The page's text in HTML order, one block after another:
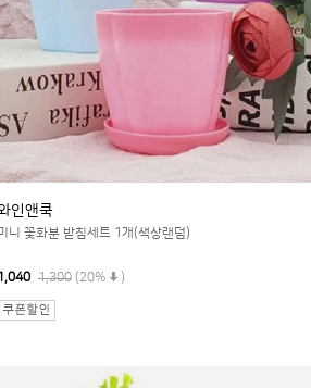
인앤쿡
니 꽃화분 받침세트 1개(색상랜덤)
1,300 (20% )